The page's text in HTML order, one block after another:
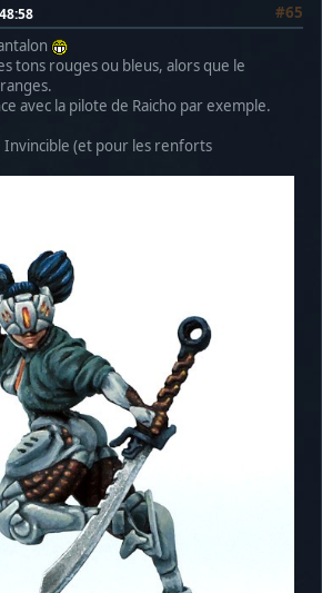
#65
tons rouges ou bleus, alors que le
avec la pilote de Raicho par exemple.
(et pour les renforts